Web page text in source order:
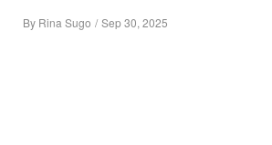
By Rina Sugo / Sep 30, 2025